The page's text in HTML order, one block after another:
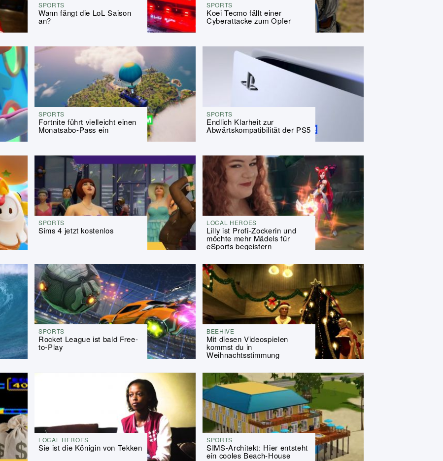
SPORTS
Wann fängt die LoL Saison
an?
SPORTS
Koei Tecmo fällt einer
Cyberattacke zum Opfer
SPORTS
Fortnite führt vielleicht einen
Monatsabo-Pass ein
SPORTS
Endlich Klarheit zur
Abwärtskompatibilität der PS5
SPORTS
Sims 4 jetzt kostenlos
LOCAL HEROES
Lilly ist Profi-Zockerin und
möchte mehr Mädels für
eSports begeistern
SPORTS
Rocket League ist bald Free-
to-Play
BEEHIVE
Mit diesen Videospielen
kommst du in
Weihnachtsstimmung
LOCAL HEROES
Sie ist die Königin von Tekken
SPORTS
SIMS-Architekt: Hier entsteht
ein cooles Beach-House